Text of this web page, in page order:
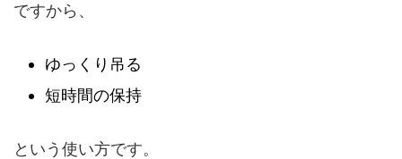
ですから、
ゆっくり吊る
短時間の保持
という使い方です。